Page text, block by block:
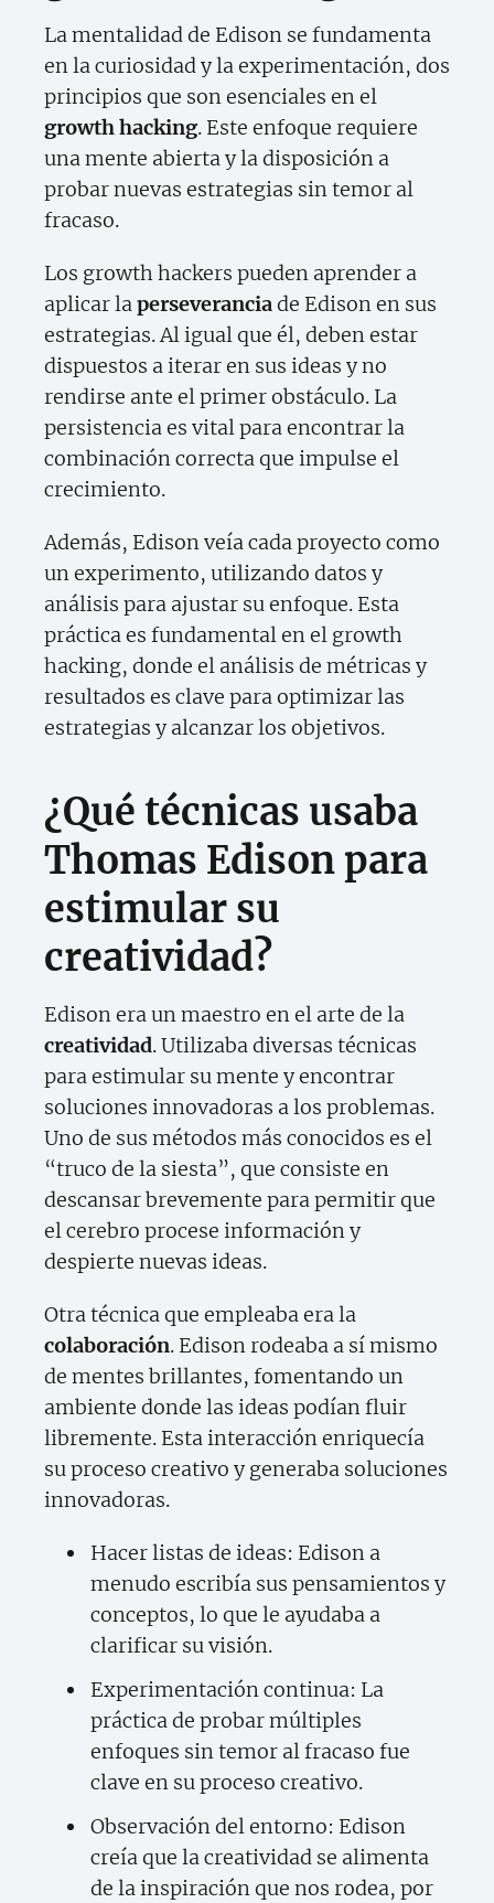
La mentalidad de Edison se fundamenta
en la curiosidad y la experimentación, dos
principios que son esenciales en el
growth hacking. Este enfoque requiere
una mente abierta y la disposición a
probar nuevas estrategias sin temor al
fracaso.
Los growth hackers pueden aprender a
aplicar laperseveranciade Edison en sus
estrategias. Al igual que él, deben estar
dispuestos a iterar en sus ideas y no
rendirse ante el primer obstáculo. La
persistencia es vital para encontrar la
combinación correcta que impulse el
crecimiento.
Además, Edison veía cada proyecto como
un experimento, utilizando datos y
análisis para ajustar su enfoque. Esta
práctica es fundamental en el growth
hacking, donde el análisis de métricas y
resultados es clave para optimizar las
estrategias y alcanzar los objetivos.
¿Qué técnicas usaba
Thomas Edison para
estimular su
creatividad?
Edison era un maestro en el arte de la
creatividad. Utilizaba diversas técnicas
para estimular su mente y encontrar
soluciones innovadoras a los problemas.
Uno de sus métodos más conocidos es el
“truco de la siesta”, que consiste en
descansar brevemente para permitir que
el cerebro procese información y
despierte nuevas ideas.
Otra técnica que empleaba era la
colaboración. Edison rodeaba a sí mismo
de mentes brillantes, fomentando un
ambiente donde las ideas podían fluir
libremente. Esta interacción enriquecía
su proceso creativo y generaba soluciones
innovadoras.
Hacer listas de ideas: Edison a
menudo escribía sus pensamientos y
conceptos, lo que le ayudaba a
clarificar su visión.
Experimentación continua: La
práctica de probar múltiples
enfoques sin temor al fracaso fue
clave en su proceso creativo.
Observación del entorno: Edison
creía que la creatividad se alimenta
de la inspiración que nos rodea, por